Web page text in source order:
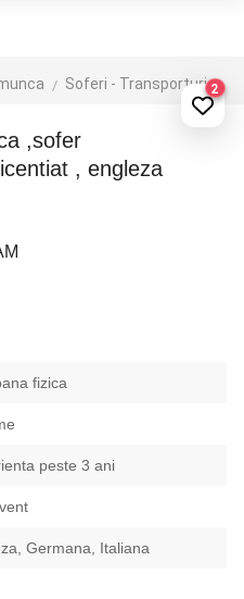
Soferi - Transporturi 2
, engleza
fizica
peste 3 ani
Germana, Italiana